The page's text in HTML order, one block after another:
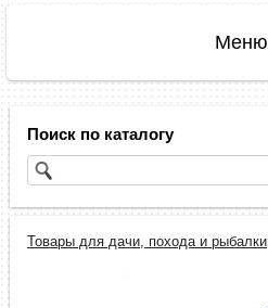
Поиск по каталогу
Товары для дачи, похода и рыбалки